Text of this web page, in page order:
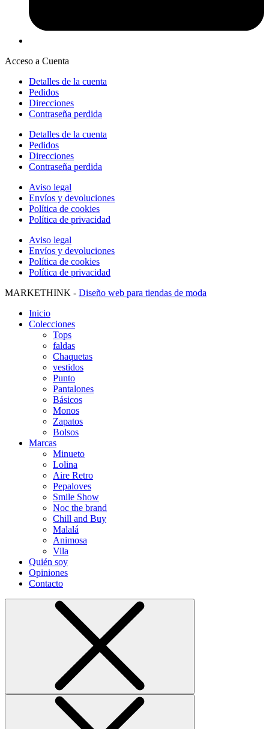
Acceso a Cuenta
Detalles de la cuenta
Pedidos
Direcciones
Contraseña perdida
Detalles de la cuenta
Pedidos
Direcciones
Contraseña perdida
Aviso legal
Envíos y devoluciones
Política de cookies
Política de privacidad
Aviso legal
Envíos y devoluciones
Política de cookies
Política de privacidad
MARKETHINK - Diseño web para tiendas de moda
Inicio
Colecciones
Tops
faldas
Chaquetas
vestidos
Punto
Pantalones
Básicos
Monos
Zapatos
Bolsos
Marcas
Minueto
Lolina
Aire Retro
Pepaloves
Smile Show
Noc the brand
Chill and Buy
Malalá
Animosa
Vila
Quién soy
Opiniones
Contacto